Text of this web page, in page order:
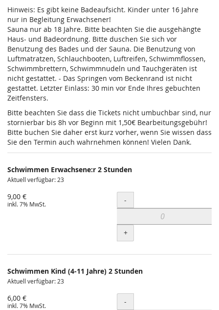
Hinweis: Es gibt keine Badeaufsicht. Kinder unter 16 Jahre
nur in Begleitung Erwachsener!
Sauna nur ab 18 Jahre. Bitte beachten Sie die ausgehängte
Haus- und Badeordnung. Bitte duschen Sie sich vor
Benutzung des Bades und der Sauna. Die Benutzung von
Luftmatratzen, Schlauchbooten, Luftreifen, Schwimmflossen,
Schwimmbrettern, Schwimmnudeln und Tauchgeräten ist
nicht gestattet. - Das Springen vom Beckenrand ist nicht
gestattet. Letzter Einlass: 30 min vor Ende Ihres gebuchten
Zeitfensters.
Bitte beachten Sie dass die Tickets nicht umbuchbar sind, nur
stornierbar bis 8h vor Beginn mit 1,50€ Bearbeitungsgebühr!
Bitte buchen Sie daher erst kurz vorher, wenn Sie wissen dass
Sie den Termin auch wahrnehmen können! Vielen Dank.
Schwimmen Erwachsene:r 2 Stunden
Aktuell verfügbar: 23
9,00 €
inkl. 7% MwSt. Menge
-
+
Schwimmen Kind (4-11 Jahre) 2 Stunden
Aktuell verfügbar: 23
6,00 €
inkl. 7% MwSt. Menge
-